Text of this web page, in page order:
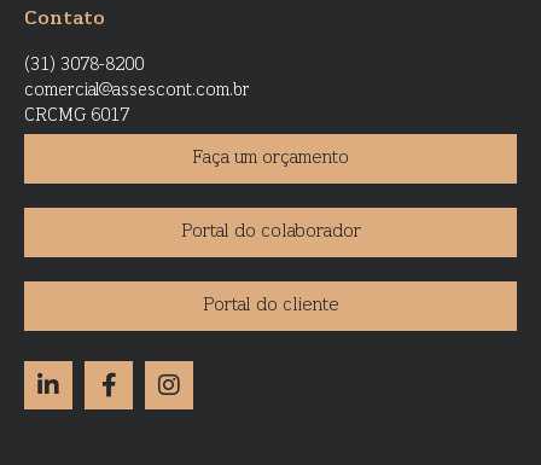
Contato
(31) 3078-8200
comercial@assescont.com.br
CRCMG 6017
Faça um orçamento
Portal do colaborador
Portal do cliente